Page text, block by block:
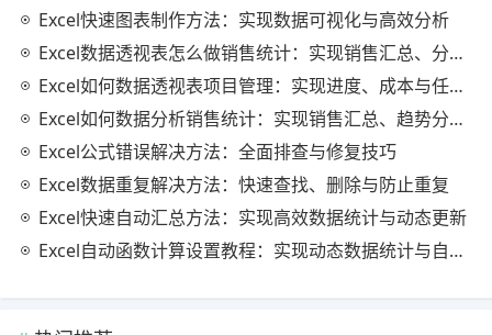
Excel快速图表制作方法：实现数据可视化与高效分析
Excel数据透视表怎么做销售统计：实现销售汇总、分析与动态监控
Excel如何数据透视表项目管理：实现进度、成本与任务的高效分析
Excel如何数据分析销售统计：实现销售汇总、趋势分析与业绩优化
Excel公式错误解决方法：全面排查与修复技巧
Excel数据重复解决方法：快速查找、删除与防止重复
Excel快速自动汇总方法：实现高效数据统计与动态更新
Excel自动函数计算设置教程：实现动态数据统计与自动更新